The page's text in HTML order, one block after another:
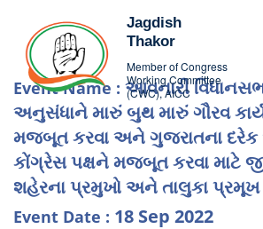
Jagdish
Thakor
Member of Congress
Working Committee
(CWC), AICC
Event Name : આવનારી
અનુસંધાને મારું બુથ મારું ગૌરવ
મજબૂત કરવા અને ગુજરાતના દરેક
કોંગ્રેસ પક્ષને મજબૂત કરવા માટે
શહેરના પ્રમુખો અને તાલુકા પ્રમૂખ
Event Date : 18 Sep 2022